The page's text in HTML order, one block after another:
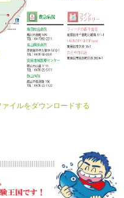
イルをダウンロードする